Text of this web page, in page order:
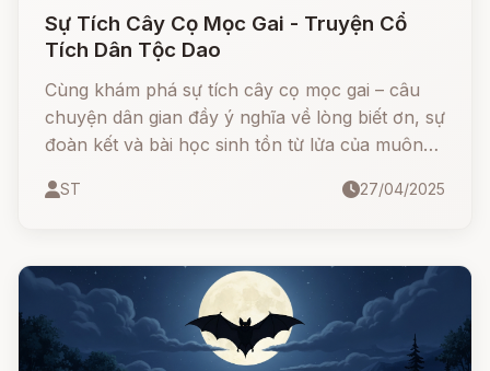
Sự Tích Cây Cọ Mọc Gai - Truyện Cổ
Tích Dân Tộc Dao
Cùng khám phá sự tích cây cọ mọc gai – câu
chuyện dân gian đầy ý nghĩa về lòng biết ơn, sự
đoàn kết và bài học sinh tồn từ lửa của muôn
ST 27/04/2025